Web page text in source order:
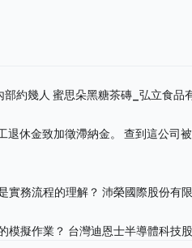
部約幾人 蜜思朵黑糖茶磚_弘立食品
休金致加徵滯納金。 查到這公司
實務流程的理解？ 沛榮國際股份有
模擬作業？ 台灣迪恩士半導體科技